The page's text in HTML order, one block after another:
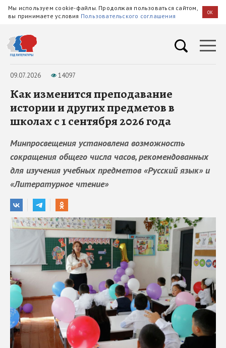
Мы используем cookie-файлы. Продолжая пользоваться сайтом,
вы принимаете условия Пользовательского соглашения OK
09.07.2026 14097
Как изменится преподавание
истории и других предметов в
школах с 1 сентября 2026 года
Минпросвещения установлена возможность
сокращения общего числа часов, рекомендованных
для изучения учебных предметов «Русский язык» и
«Литературное чтение»